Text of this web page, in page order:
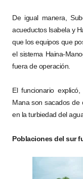
De igual manera,
acueductos Isabela y
que los equipos que
el sistema Haina-
fuera de operación.
El funcionario
Mana son sacados de
en la turbiedad del
Poblaciones del sur